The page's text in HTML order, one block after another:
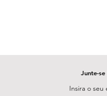
Junte-
Insira o seu